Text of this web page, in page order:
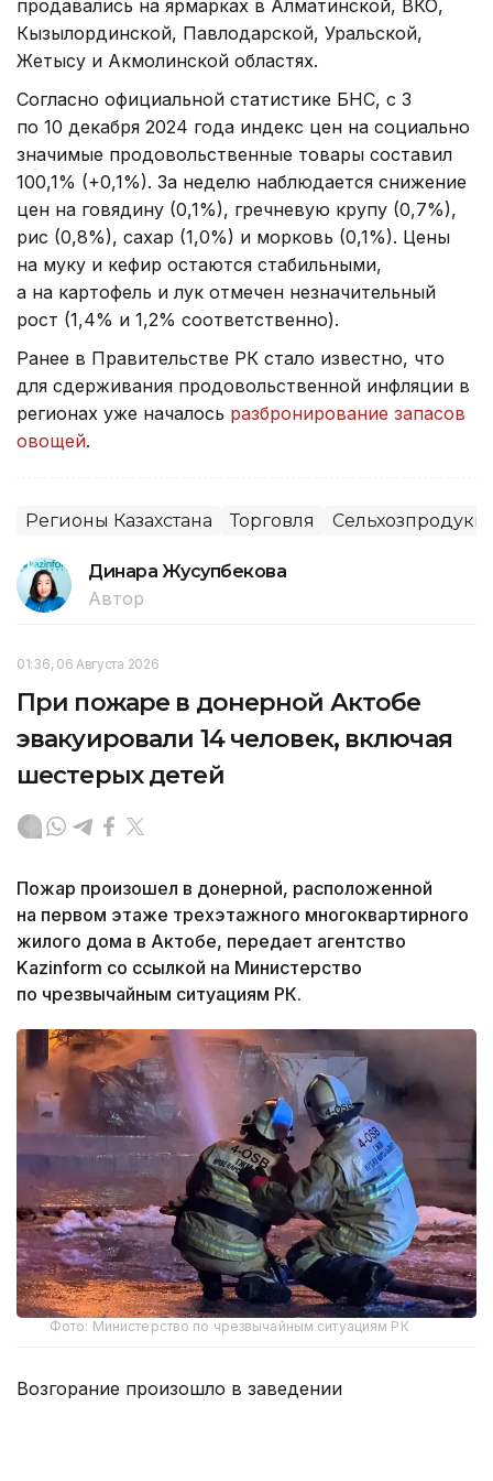
продавались на ярмарках в Алматинской, ВКО,
Кызылординской, Павлодарской, Уральской,
Жетысу и Акмолинской областях.
Согласно официальной статистике БНС, с 3
по 10 декабря 2024 года индекс цен на социально
значимые продовольственные товары составил
100,1% (+0,1%). За неделю наблюдается снижение
цен на говядину (0,1%), гречневую крупу (0,7%),
рис (0,8%), сахар (1,0%) и морковь (0,1%). Цены
на муку и кефир остаются стабильными,
а на картофель и лук отмечен незначительный
рост (1,4% и 1,2% соответственно).
Ранее в Правительстве РК стало известно, что
для сдерживания продовольственной инфляции в
регионах уже началось разбронирование запасов
овощей.
Регионы Казахстана Торговля
Динара Жусупбекова
Автор
01:36, 06 Августа 2026
При пожаре в донерной Актобе
эвакуировали 14 человек, включая
шестерых детей
Пожар произошел в донерной, расположенной
на первом этаже трехэтажного многоквартирного
жилого дома в Актобе, передает агентство
Kazinform со ссылкой на Министерство
по чрезвычайным ситуациям РК.
Фото: Министерство по чрезвычайным ситуациям РК
Возгорание произошло в заведении